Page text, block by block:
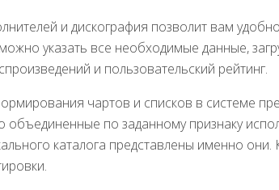
и дискография позволит вам
указать все необходимые данные,
и пользовательский рейтинг.
чартов и списков в системе
по заданному признаку
каталога представлены именно